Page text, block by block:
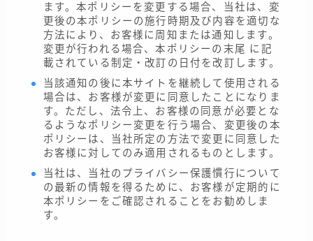
ます。本ポリシーを変更する場合、当社は、変
更後の本ポリシーの施行時期及び内容を適切な
方法により、お客様に周知または通知します。
変更が行われる場合、本ポリシーの末尾 に記
載されている制定・改訂の日付を改訂します。
当該通知の後に本サイトを継続して使用される
場合は、お客様が変更に同意したことになりま
す。ただし、法令上、お客様の同意が必要とな
るようなポリシー変更を行う場合、変更後の本
ポリシーは、当社所定の方法で変更に同意した
お客様に対してのみ適用されるものとします。
当社は、当社のプライバシー保護慣行について
の最新の情報を得るために、お客様が定期的に
本ポリシーをご確認されることをお勧めしま
す。